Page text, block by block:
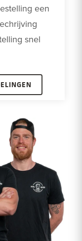
een
snel